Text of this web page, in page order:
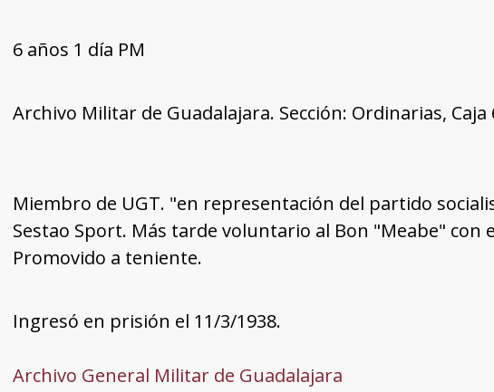
6 años 1 día PM
Archivo Militar de Guadalajara. Sección: Ordinarias, Caja
Miembro de UGT. "en representación del partido
Sestao Sport. Más tarde voluntario al Bon "Meabe" con
Promovido a teniente.
Ingresó en prisión el 11/3/1938.
Archivo General Militar de Guadalajara